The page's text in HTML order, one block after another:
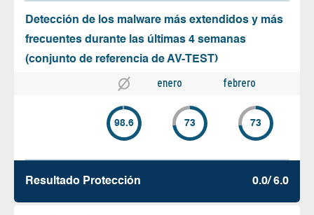
Detección de los malware más extendidos y más
frecuentes durante las últimas 4 semanas
(conjunto de referencia de AV-TEST)
enero febrero
98.6 73 73
Resultado Protección 0.0/ 6.0